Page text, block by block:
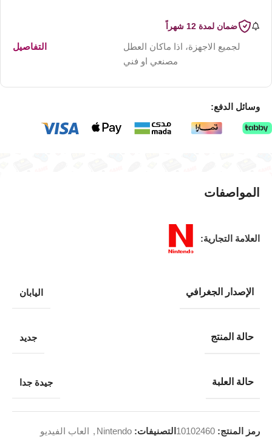
ضمان لمدة 12 شهراً
لجميع الاجهزة، اذا ماكان العطل
مصنعي او فني
التفاصيل
وسائل الدفع:
المواصفات
العلامة التجارية:
الإصدار الجغرافي اليابان
حالة المنتج جديد
حالة العلبة جيدة جدا
رمز المنتج: 10102460 التصنيفات: Nintendo
, العاب الفيديو